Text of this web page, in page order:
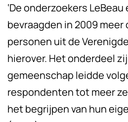
‘De onderzoekers
bevraagden in 2009
personen uit de
hierover. Het onderdeel
gemeenschap leidde
respondenten tot meer
het begrijpen van hun